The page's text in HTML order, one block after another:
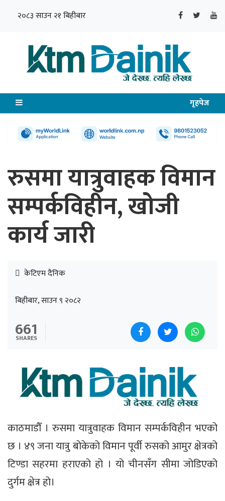
२०८३ साउन २१ बिहीबार
गृहपेज
रुसमा यात्रुवाहक विमान
सम्पर्कविहीन, खोजी
कार्य जारी
केटिएम दैनिक
बिहीबार, साउन ९ २०८२
661
SHARES
काठमाडौँ । रुसमा यात्रुवाहक विमान सम्पर्कविहीन भएको
छ । ४९ जना यात्रु बोकेको विमान पूर्वी रुसको आमुर क्षेत्रको
टिण्डा सहरमा हराएको हो । यो चीनसँग सीमा जोडिएको
दुर्गम क्षेत्र हो।